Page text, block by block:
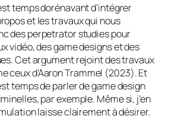
temps dorénavant d’intégrer
et les travaux qui nous
des perpetrator studies pour
vidéo, des game designs et des
Cet argument rejoint des travaux
ceux d’Aaron Trammel (2023). Et
temps de parler de game design
par exemple. Même si, j’en
laisse clairement à désirer.